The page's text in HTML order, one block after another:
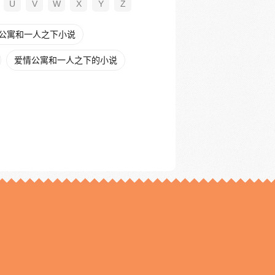
U V W X Y Z
寓和一人之下小说
爱情公寓和一人之下的小说